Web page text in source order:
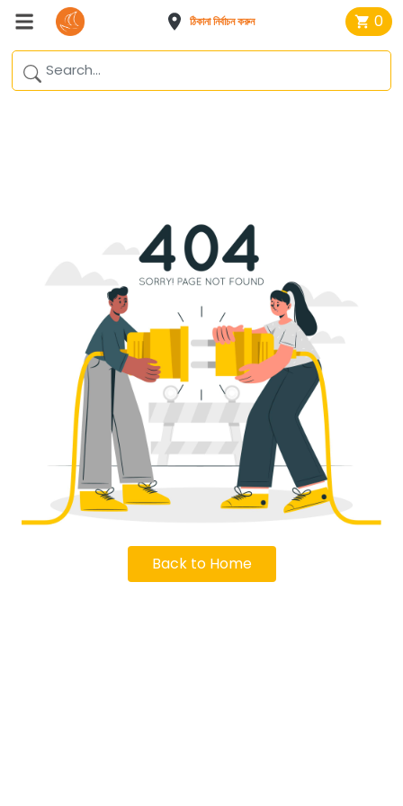
ঠিকানা নির্বাচন করুন 0
Back to Home